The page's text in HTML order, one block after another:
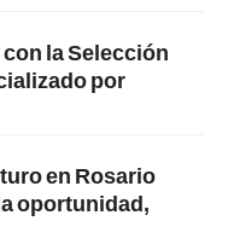
la Selección
por
en Rosario
oportunidad,